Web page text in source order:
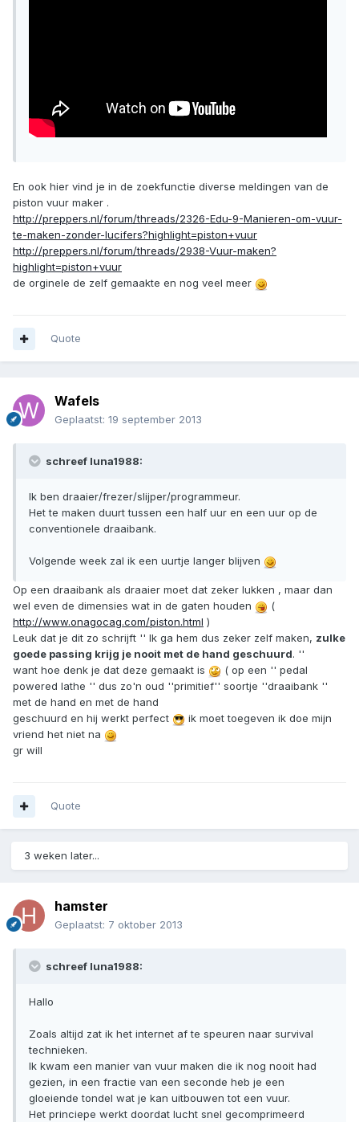
En ook hier vind je in de zoekfunctie diverse meldingen van de
piston vuur maker .
http://preppers.nl/forum/threads/2326-Edu-9-Manieren-om-vuur-
te-maken-zonder-lucifers?highlight=piston+vuur
http://preppers.nl/forum/threads/2938-Vuur-maken?
highlight=piston+vuur
de orginele de zelf gemaakte en nog veel meer
Quote
Wafels
Geplaatst: 19 september 2013
schreef luna1988:
Ik ben draaier/frezer/slijper/programmeur.
Het te maken duurt tussen een half uur en een uur op de
conventionele draaibank.
Volgende week zal ik een uurtje langer blijven
Op een draaibank als draaier moet dat zeker lukken , maar dan
wel even de dimensies wat in de gaten houden
(
http://www.onagocag.com/piston.html )
Leuk dat je dit zo schrijft '' Ik ga hem dus zeker zelf maken, zulke
goede passing krijg je nooit met de hand geschuurd. ''
want hoe denk je dat deze gemaakt is
( op een '' pedal
powered lathe '' dus zo'n oud ''primitief'' soortje ''draaibank ''
met de hand en met de hand
geschuurd en hij werkt perfect
ik moet toegeven ik doe mijn
vriend het niet na
gr will
Quote
3 weken later...
hamster
Geplaatst: 7 oktober 2013
schreef luna1988:
Hallo
Zoals altijd zat ik het internet af te speuren naar survival
technieken.
Ik kwam een manier van vuur maken die ik nog nooit had
gezien, in een fractie van een seconde heb je een
gloeiende tondel wat je kan uitbouwen tot een vuur.
Het princiepe werkt doordat lucht snel gecomprimeerd